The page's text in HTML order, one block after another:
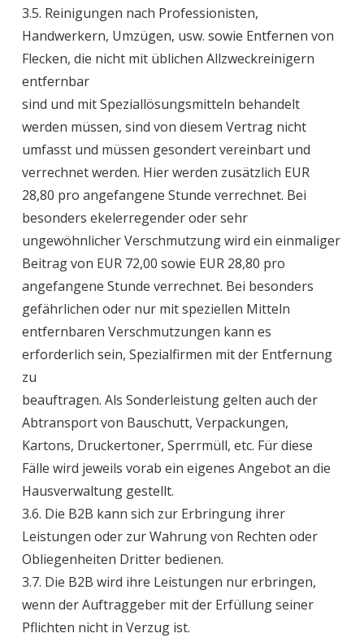
3.5. Reinigungen nach Professionisten,
Handwerkern, Umzügen, usw. sowie Entfernen von
Flecken, die nicht mit üblichen Allzweckreinigern
entfernbar
sind und mit Speziallösungsmitteln behandelt
werden müssen, sind von diesem Vertrag nicht
umfasst und müssen gesondert vereinbart und
verrechnet werden. Hier werden zusätzlich EUR
28,80 pro angefangene Stunde verrechnet. Bei
besonders ekelerregender oder sehr
ungewöhnlicher Verschmutzung wird ein einmaliger
Beitrag von EUR 72,00 sowie EUR 28,80 pro
angefangene Stunde verrechnet. Bei besonders
gefährlichen oder nur mit speziellen Mitteln
entfernbaren Verschmutzungen kann es
erforderlich sein, Spezialfirmen mit der Entfernung
zu
beauftragen. Als Sonderleistung gelten auch der
Abtransport von Bauschutt, Verpackungen,
Kartons, Druckertoner, Sperrmüll, etc. Für diese
Fälle wird jeweils vorab ein eigenes Angebot an die
Hausverwaltung gestellt.
3.6. Die B2B kann sich zur Erbringung ihrer
Leistungen oder zur Wahrung von Rechten oder
Obliegenheiten Dritter bedienen.
3.7. Die B2B wird ihre Leistungen nur erbringen,
wenn der Auftraggeber mit der Erfüllung seiner
Pflichten nicht in Verzug ist.